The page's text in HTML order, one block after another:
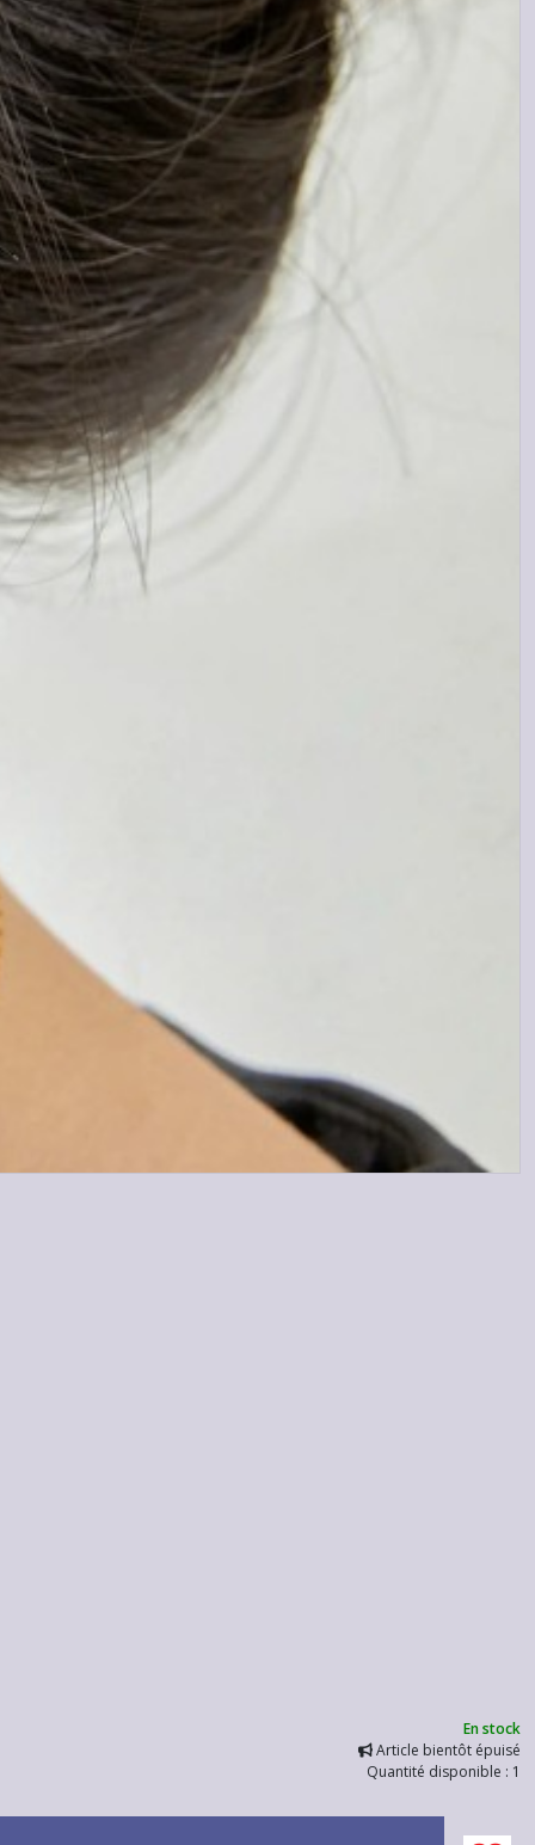
En stock
Article bientôt épuisé
Quantité disponible : 1